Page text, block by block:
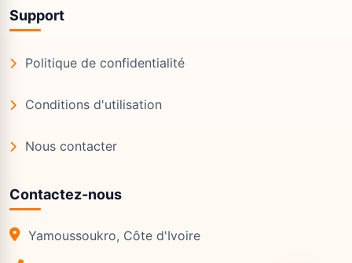
Support
Politique de confidentialité
Conditions d'utilisation
Nous contacter
Contactez-nous
Yamoussoukro, Côte d'Ivoire